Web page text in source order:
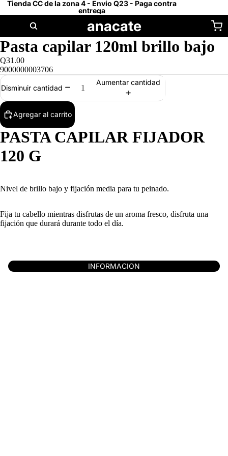
Tienda CC de la zona 4 - Envio Q23 - Paga contra
entrega
anacate
Pasta capilar 120ml brillo bajo
Q31.00
9000000003706
Disminuir cantidad
Aumentar cantidad
Agregar al carrito
PASTA CAPILAR FIJADOR
120 G
Nivel de brillo bajo y fijación media para tu peinado.
Fija tu cabello mientras disfrutas de un aroma fresco, disfruta una
fijación que durará durante todo el día.
INFORMACION